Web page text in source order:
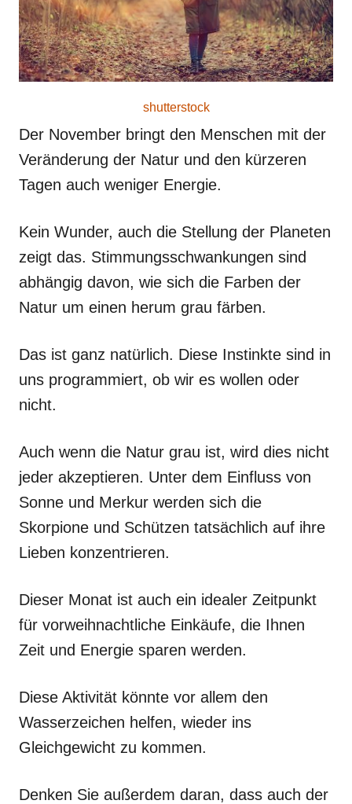
shutterstock
Der November bringt den Menschen mit der
Veränderung der Natur und den kürzeren
Tagen auch weniger Energie.
Kein Wunder, auch die Stellung der Planeten
zeigt das. Stimmungsschwankungen sind
abhängig davon, wie sich die Farben der
Natur um einen herum grau färben.
Das ist ganz natürlich. Diese Instinkte sind in
uns programmiert, ob wir es wollen oder
nicht.
Auch wenn die Natur grau ist, wird dies nicht
jeder akzeptieren. Unter dem Einfluss von
Sonne und Merkur werden sich die
Skorpione und Schützen tatsächlich auf ihre
Lieben konzentrieren.
Dieser Monat ist auch ein idealer Zeitpunkt
für vorweihnachtliche Einkäufe, die Ihnen
Zeit und Energie sparen werden.
Diese Aktivität könnte vor allem den
Wasserzeichen helfen, wieder ins
Gleichgewicht zu kommen.
Denken Sie außerdem daran, dass auch der